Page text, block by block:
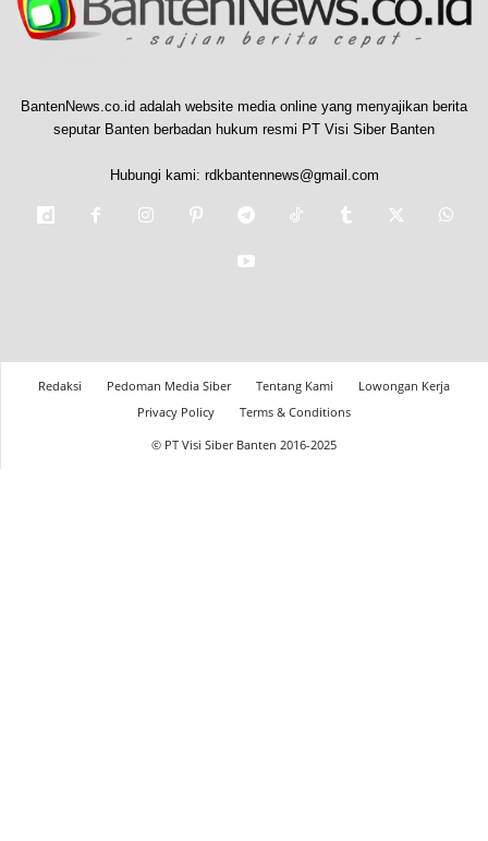
BantenNews.co.id adalah website media online yang menyajikan berita
seputar Banten berbadan hukum resmi PT Visi Siber Banten
Hubungi kami: rdkbantennews@gmail.com
Redaksi Pedoman Media Siber Tentang Kami
Lowongan Kerja
Privacy Policy
Terms & Conditions
© PT Visi Siber Banten 2016-2025